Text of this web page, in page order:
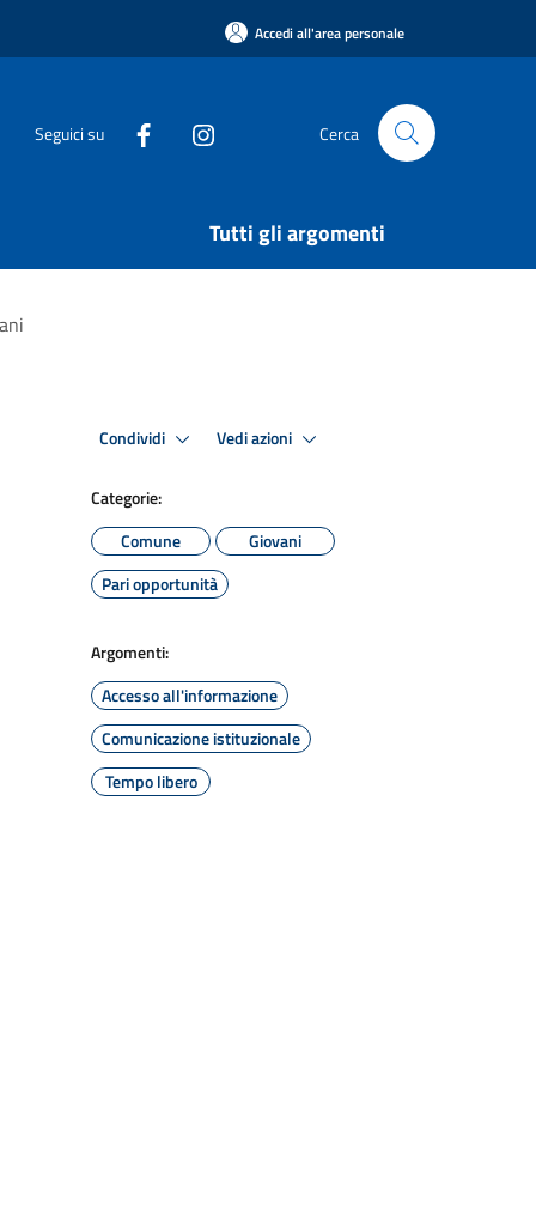
Accedi all'area personale
Seguici su Cerca
Tutti gli argomenti
Condividi Vedi azioni
Categorie:
Comune
Giovani
Pari opportunità
Argomenti:
Accesso all'informazione
Comunicazione istituzionale
Tempo libero